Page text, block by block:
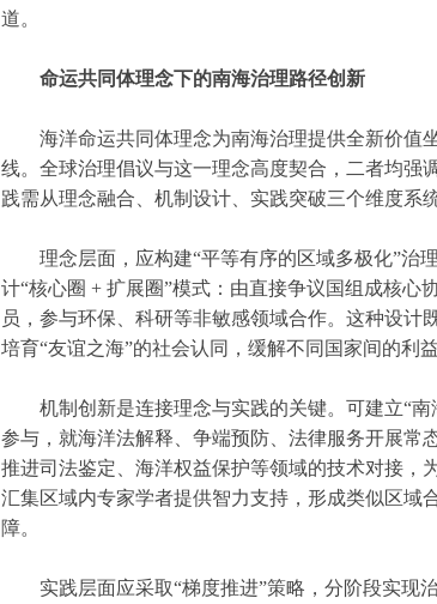
道。
命运共同体理念下的南海治理路径创新
海洋命运共同体理念为南海治理提供全新价值
线。全球治理倡议与这一理念高度契合，二者均强
践需从理念融合、机制设计、实践突破三个维度系
理念层面，应构建“平等有序的区域多极化”治
计“核心圈 + 扩展圈”模式：由直接争议国组成核
员，参与环保、科研等非敏感领域合作。这种设
培育“友谊之海”的社会认同，缓解不同国家间的利益
机制创新是连接理念与实践的关键。可建立“
参与，就海洋法解释、争端预防、法律服务开展常
推进司法鉴定、海洋权益保护等领域的技术对接，
汇集区域内专家学者提供智力支持，形成类似区域
障。
实践层面应采取“梯度推进”策略，分阶段实现